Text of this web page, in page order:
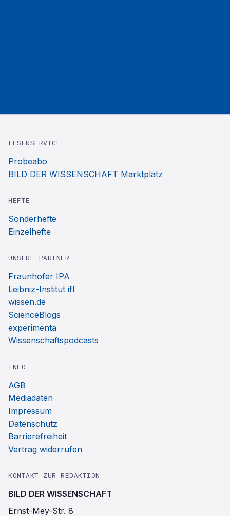
LESERSERVICE
Probeabo
BILD DER WISSENSCHAFT Marktplatz
HEFTE
Sonderhefte
Einzelhefte
UNSERE PARTNER
Fraunhofer IPA
Leibniz-Institut ifl
wissen.de
ScienceBlogs
experimenta
Wissenschaftspodcasts
INFO
AGB
Mediadaten
Impressum
Datenschutz
Barrierefreiheit
Vertrag widerrufen
KONTAKT ZUR REDAKTION
BILD DER WISSENSCHAFT
Ernst-Mey-Str. 8